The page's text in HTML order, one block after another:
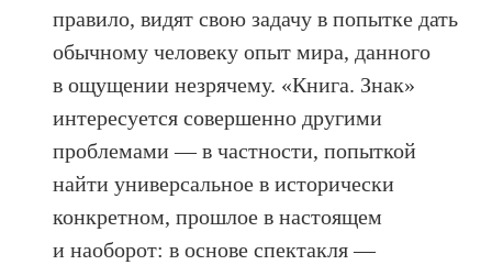
правило, видят свою задачу в попытке дать
обычному человеку опыт мира, данного
в ощущении незрячему. «Книга. Знак»
интересуется совершенно другими
проблемами — в частности, попыткой
найти универсальное в исторически
конкретном, прошлое в настоящем
и наоборот: в основе спектакля —